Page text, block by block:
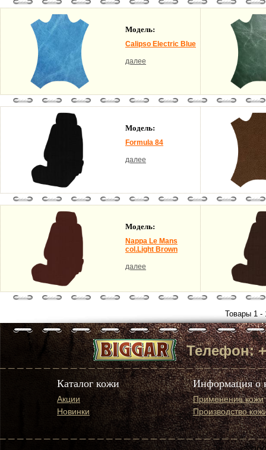
Модель:
Calipso Electric Blue
далее
Модель:
Formula 84
далее
Модель:
Nappa Le Mans
col.Light Brown
далее
Товары 1 -
Телефон:
Каталог кожи
Акции
Новинки
Информация о
Применение кожи
Производство